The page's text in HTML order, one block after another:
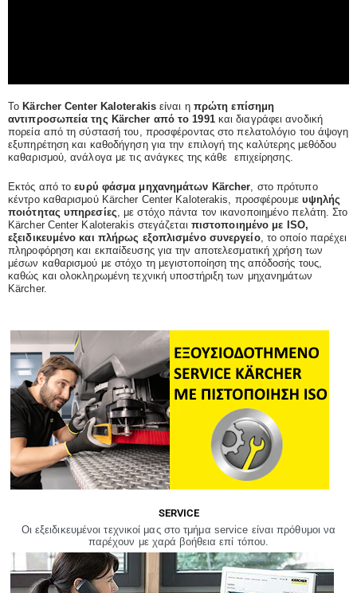
Το Kärcher Center Kaloterakisείναι ηπρώτη επίσημη
αντιπροσωπεία της Kärcher από το 1991και διαγράφει ανοδική
πορεία από τη σύστασή του, προσφέροντας στο πελατολόγιο του άψογη
εξυπηρέτηση και καθοδήγηση για την επιλογή της καλύτερης μεθόδου
καθαρισμού, ανάλογα με τις ανάγκες της κάθε επιχείρησης.
Εκτός από τοευρύ φάσμα μηχανημάτων Kärcher, στο πρότυπο
κέντρο καθαρισμού Kärcher Center Kaloterakis, προσφέρουμε υψηλής
ποιότητας υπηρεσίες, με στόχο πάντα τον ικανοποιημένο πελάτη. Στο
Kärcher Center Kaloterakis στεγάζεται πιστοποιημένο με ISO,
εξειδικευμένο και πλήρως εξοπλισμένο συνεργείο, το οποίο παρέχει
πληροφόρηση και εκπαίδευσης για την αποτελεσματική χρήση των
μέσων καθαρισμού με στόχο τη μεγιστοποίηση της απόδοσής τους,
καθώς και ολοκληρωμένη τεχνική υποστήριξη των μηχανημάτων
Kärcher.
SERVICE
Οι εξειδικευμένοι τεχνικοί μας στο τμήμα service είναι πρόθυμοι να
παρέχουν με χαρά βοήθεια επί τόπου.